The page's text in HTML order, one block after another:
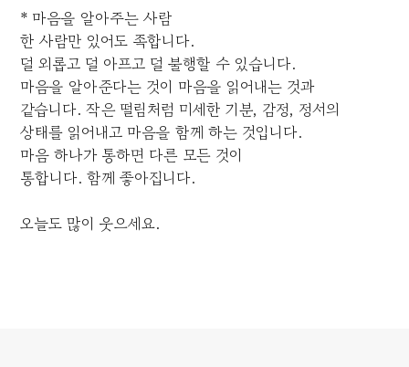
* 마음을 알아주는 사람
한 사람만 있어도 족합니다.
덜 외롭고 덜 아프고 덜 불행할 수 있습니다.
마음을 알아준다는 것이 마음을 읽어내는 것과
같습니다. 작은 떨림처럼 미세한 기분, 감정, 정서의
상태를 읽어내고 마음을 함께 하는 것입니다.
마음 하나가 통하면 다른 모든 것이
통합니다. 함께 좋아집니다.
오늘도 많이 웃으세요.